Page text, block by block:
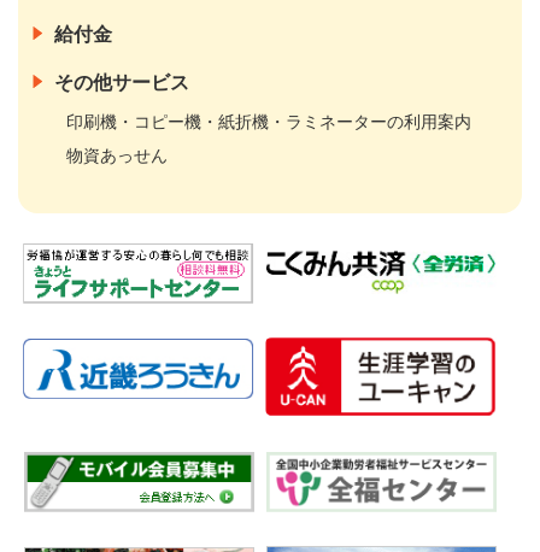
給付金
その他サービス
印刷機・コピー機・紙折機・ラミネーターの利用案内
物資あっせん